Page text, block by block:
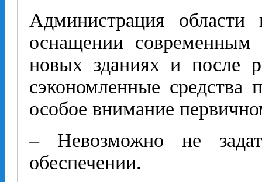
Администрация
оснащении
новых зданиях и после
сэкономленные средства
особое внимание
– Невозможно не
обеспечении.